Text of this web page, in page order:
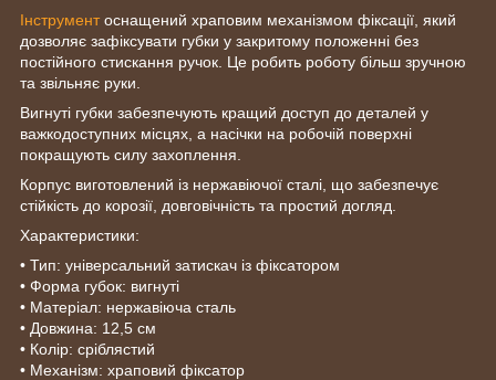
Інструментоснащений храповим механізмом фіксації, який
дозволяє зафіксувати губки у закритому положенні без
постійного стискання ручок. Це робить роботу більш зручною
та звільняє руки.
Вигнуті губки забезпечують кращий доступ до деталей у
важкодоступних місцях, а насічки на робочій поверхні
покращують силу захоплення.
Корпус виготовлений із нержавіючої сталі, що забезпечує
стійкість до корозії, довговічність та простий догляд.
Характеристики:
• Тип: універсальний затискач із фіксатором
• Форма губок: вигнуті
• Матеріал: нержавіюча сталь
• Довжина: 12,5 см
• Колір: сріблястий
• Механізм: храповий фіксатор